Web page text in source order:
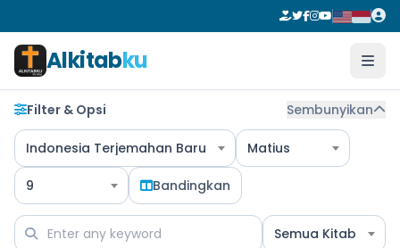
Alkitabku
Filter & Opsi Sembunyikan
Indonesia Terjemahan Baru Matius
9 Bandingkan
Semua Kitab